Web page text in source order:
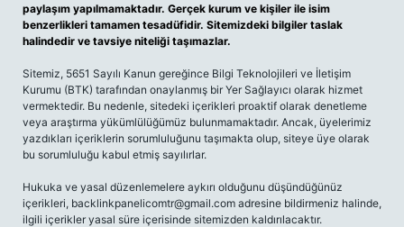
paylaşım yapılmamaktadır. Gerçek kurum ve kişiler ile isim
benzerlikleri tamamen tesadüfidir. Sitemizdeki bilgiler taslak
halindedir ve tavsiye niteliği taşımazlar.
Sitemiz, 5651 Sayılı Kanun gereğince Bilgi Teknolojileri ve İletişim
Kurumu (BTK) tarafından onaylanmış bir Yer Sağlayıcı olarak hizmet
vermektedir. Bu nedenle, sitedeki içerikleri proaktif olarak denetleme
veya araştırma yükümlülüğümüz bulunmamaktadır. Ancak, üyelerimiz
yazdıkları içeriklerin sorumluluğunu taşımakta olup, siteye üye olarak
bu sorumluluğu kabul etmiş sayılırlar.
Hukuka ve yasal düzenlemelere aykırı olduğunu düşündüğünüz
içerikleri, backlinkpanelicomtr@gmail.com adresine bildirmeniz halinde,
ilgili içerikler yasal süre içerisinde sitemizden kaldırılacaktır.